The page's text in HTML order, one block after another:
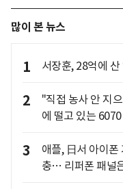
많이 본 뉴스
1 서장훈, 28억에
2
"직접 농사 안 지
에 떨고 있는 6070
3
애플, 日서 아이폰
충… 리퍼폰 패널